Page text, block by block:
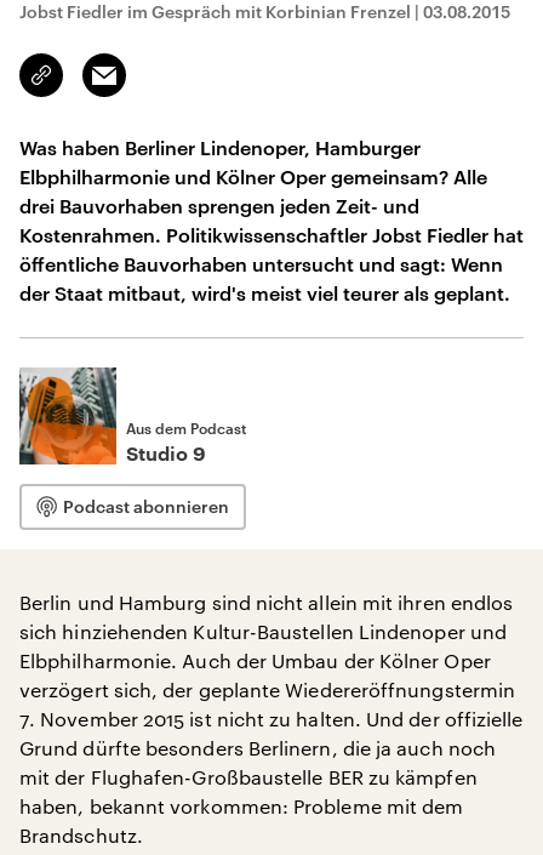
Jobst Fiedler im Gespräch mit Korbinian Frenzel | 03.08.2015
Link
kopieren/teilen
Email
Was haben Berliner Lindenoper, Hamburger
Elbphilharmonie und Kölner Oper gemeinsam? Alle
drei Bauvorhaben sprengen jeden Zeit- und
Kostenrahmen. Politikwissenschaftler Jobst Fiedler hat
öffentliche Bauvorhaben untersucht und sagt: Wenn
der Staat mitbaut, wird's meist viel teurer als geplant.
Aus dem Podcast
Studio 9
Podcast abonnieren
Berlin und Hamburg sind nicht allein mit ihren endlos
sich hinziehenden Kultur-Baustellen Lindenoper und
Elbphilharmonie. Auch der Umbau der Kölner Oper
verzögert sich, der geplante Wiedereröffnungstermin
7. November 2015 ist nicht zu halten. Und der offizielle
Grund dürfte besonders Berlinern, die ja auch noch
mit der Flughafen-Großbaustelle BER zu kämpfen
haben, bekannt vorkommen: Probleme mit dem
Brandschutz.